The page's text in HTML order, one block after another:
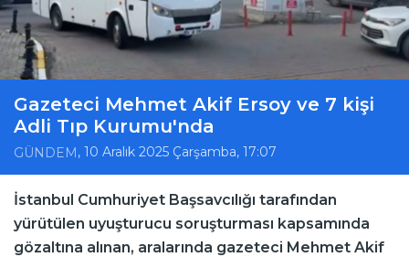
Gazeteci Mehmet Akif Ersoy ve 7 kişi
Adli Tıp Kurumu'nda
GÜNDEM, 10 Aralık 2025 Çarşamba, 17:07
İstanbul Cumhuriyet Başsavcılığı tarafından
yürütülen uyuşturucu soruşturması kapsamında
gözaltına alınan, aralarında gazeteci Mehmet Akif